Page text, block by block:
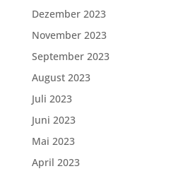
Dezember 2023
November 2023
September 2023
August 2023
Juli 2023
Juni 2023
Mai 2023
April 2023